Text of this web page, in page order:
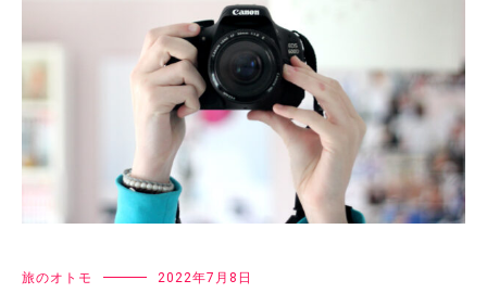
旅のオトモ 2022年7月8日